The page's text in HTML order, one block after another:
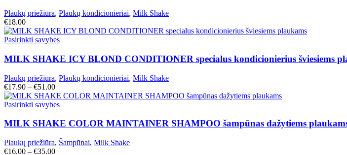
Plaukų priežiūra, Plaukų kondicionieriai, Milk Shake
€18.00
Pasirinkti savybes
MILK SHAKE ICY BLOND CONDITIONER specialus kondicionierius šviesiems
Plaukų priežiūra, Plaukų kondicionieriai, Milk Shake
€17.90 – €51.00
Pasirinkti savybes
MILK SHAKE COLOR MAINTAINER SHAMPOO šampūnas dažytiems
Plaukų priežiūra, Šampūnai, Milk Shake
€16.00 – €35.00